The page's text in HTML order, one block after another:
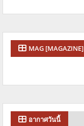
MAG [MAGAZINE]
อากาศวันนี้